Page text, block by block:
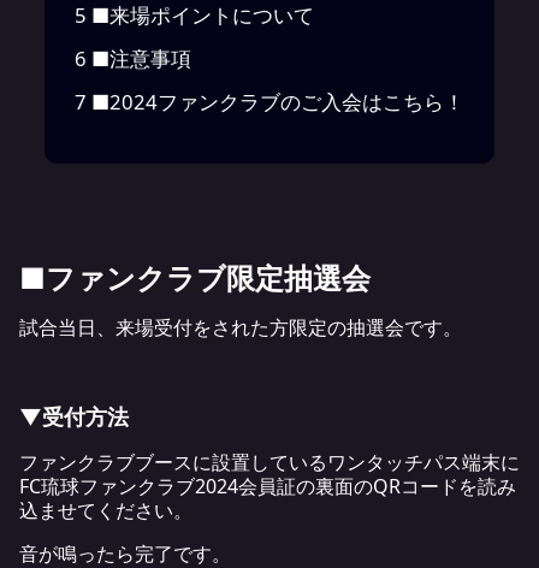
5 ■来場ポイントについて
6 ■注意事項
7 ■2024ファンクラブのご入会はこちら！
■ファンクラブ限定抽選会
試合当日、来場受付をされた方限定の抽選会です。
▼受付方法
ファンクラブブースに設置しているワンタッチパス端末に
FC琉球ファンクラブ2024会員証の裏面のQRコードを読み
込ませてください。
音が鳴ったら完了です。